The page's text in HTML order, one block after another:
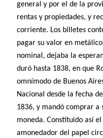
general y por el de la
rentas y propiedades, y
corriente. Los billetes
pagar su valor en
nominal, dejaba la
duró hasta 1838, en que
omnímodo de Buenos
Nacional desde la fecha
1836, y mandó comprar a
moneda. Constituido así
amonedador del papel